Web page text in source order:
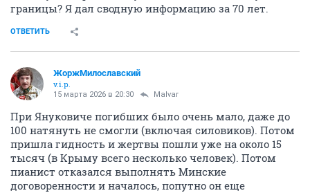
границы? Я дал сводную информацию за 70 лет.
ОТВЕТИТЬ
ЖоржМилославский
v.i.p.
15 марта 2026 в 20:30 Malvar
При Януковиче погибших было очень мало, даже до
100 натянуть не смогли (включая силовиков). Потом
пришла гидность и жертвы пошли уже на около 15
тысяч (в Крыму всего несколько человек). Потом
пианист отказался выполнять Минские
договоренности и началось, попутно он еще